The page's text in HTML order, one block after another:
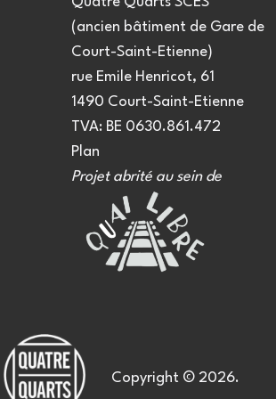
(ancien bâtiment de Gare de
Court-Saint-Etienne)
rue Emile Henricot, 61
1490 Court-Saint-Etienne
TVA: BE 0630.861.472
Plan
Projet abrité au sein de
Copyright © 2026.